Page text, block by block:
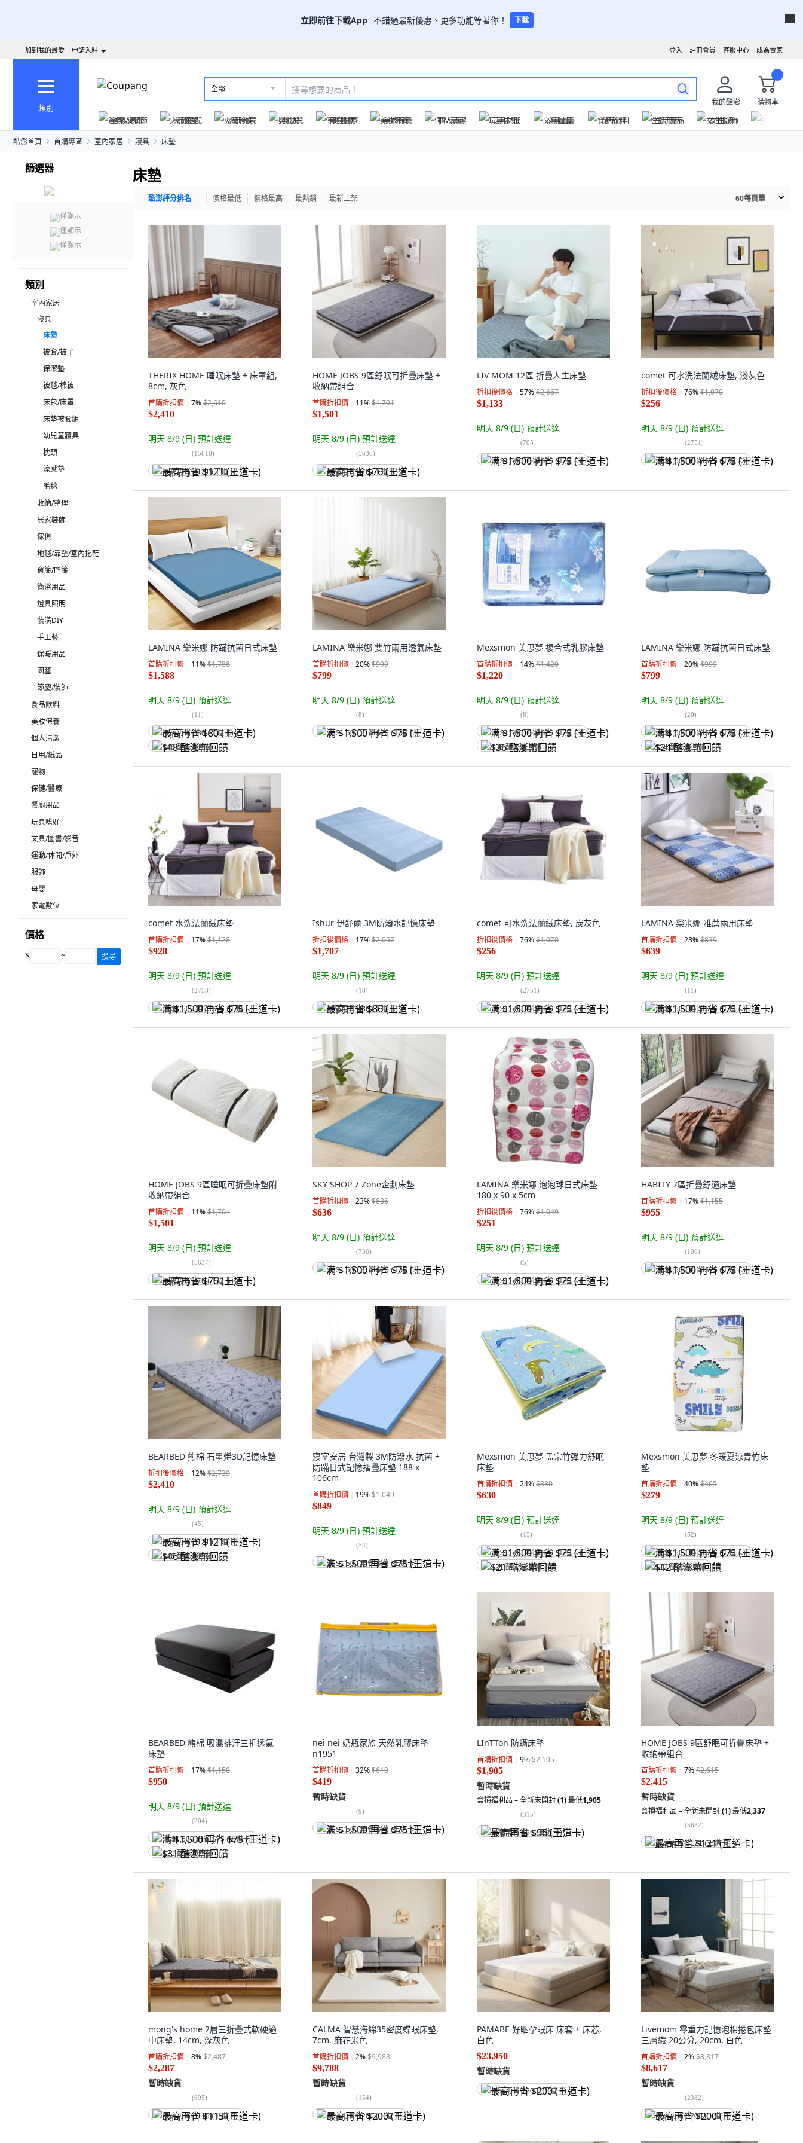
立即前往下載App 不錯過最新優惠、更多功能等著你！ 下載
成為賣家
客服中心
註冊會員
登入
加到我的最愛 申請入駐
類別
全部
我的酷澎
購物車
爸氣父親節
火箭速配 火箭跨境 嬰幼兒 保健醫療 美妝保養 個人清潔 玩具休閒 文具圖書 食品飲料 生活用品 女性服飾
酷澎首頁 首購專區 室內家居 寢具 床墊
篩選器
僅顯示
僅顯示
僅顯示
類別
室內家居
寢具
床墊
被套/被子
保潔墊
被毯/棉被
床包/床罩
床墊被套組
幼兒童寢具
枕頭
涼感墊
毛毯
收納/整理
居家裝飾
傢俱
地毯/靠墊/室內拖鞋
窗簾/門簾
衛浴用品
燈具照明
裝潢DIY
手工藝
保暖用品
園藝
節慶/裝飾
食品飲料
美妝保養
個人清潔
日用/紙品
寵物
保健/醫療
餐廚用品
玩具嗜好
文具/圖書/影音
運動/休閒/戶外
服飾
母嬰
家電數位
價格
$ ~ 搜尋
床墊
酷澎評分排名 價格最低 價格最高 最熱銷 最新上架 60每頁筆
THERIX HOME 睡眠床墊 + 床罩組,
8cm, 灰色
首購折扣價 7%$2,610
$2,410
明天 8/9 (日) 預計送達
(15610)
最高再省 $121 (王道卡)
HOME JOBS 9區舒眠可折疊床墊 +
收納帶組合
首購折扣價 11%$1,701
$1,501
明天 8/9 (日) 預計送達
(5636)
最高再省 $76 (王道卡)
LIV MOM 12區 折疊人生床墊
折扣後價格 57%$2,667
$1,133
明天 8/9 (日) 預計送達
(705)
满 $1,500 再省 $75 (王道卡)
comet 可水洗法蘭絨床墊, 淺灰色
折扣後價格 76%$1,070
$256
明天 8/9 (日) 預計送達
(2751)
满 $1,500 再省 $75 (王道卡)
LAMINA 樂米娜 防蹣抗菌日式床墊
首購折扣價 11%$1,788
$1,588
明天 8/9 (日) 預計送達
(11)
最高再省 $80 (王道卡)
$48 酷澎幣回饋
LAMINA 樂米娜 雙竹兩用透氣床墊
首購折扣價 20%$999
$799
明天 8/9 (日) 預計送達
(8)
满 $1,500 再省 $75 (王道卡)
Mexsmon 美思夢 複合式乳膠床墊
首購折扣價 14%$1,420
$1,220
明天 8/9 (日) 預計送達
(8)
满 $1,500 再省 $75 (王道卡)
$36 酷澎幣回饋
LAMINA 樂米娜 防蹣抗菌日式床墊
首購折扣價 20%$999
$799
明天 8/9 (日) 預計送達
(20)
满 $1,500 再省 $75 (王道卡)
$24 酷澎幣回饋
comet 水洗法蘭絨床墊
首購折扣價 17%$1,128
$928
明天 8/9 (日) 預計送達
(2753)
满 $1,500 再省 $75 (王道卡)
Ishur 伊舒爾 3M防潑水記憶床墊
折扣後價格 17%$2,057
$1,707
明天 8/9 (日) 預計送達
(18)
最高再省 $86 (王道卡)
comet 可水洗法蘭絨床墊, 炭灰色
折扣後價格 76%$1,070
$256
明天 8/9 (日) 預計送達
(2751)
满 $1,500 再省 $75 (王道卡)
LAMINA 樂米娜 雅蓆兩用床墊
首購折扣價 23%$839
$639
明天 8/9 (日) 預計送達
(11)
满 $1,500 再省 $75 (王道卡)
HOME JOBS 9區睡眠可折疊床墊附
收納帶組合
首購折扣價 11%$1,701
$1,501
明天 8/9 (日) 預計送達
(5637)
最高再省 $76 (王道卡)
SKY SHOP 7 Zone企劃床墊
首購折扣價 23%$836
$636
明天 8/9 (日) 預計送達
(736)
满 $1,500 再省 $75 (王道卡)
LAMINA 樂米娜 泡泡球日式床墊
180 x 90 x 5cm
折扣後價格 76%$1,049
$251
明天 8/9 (日) 預計送達
(5)
满 $1,500 再省 $75 (王道卡)
HABITY 7區折疊舒適床墊
首購折扣價 17%$1,155
$955
明天 8/9 (日) 預計送達
(106)
满 $1,500 再省 $75 (王道卡)
BEARBED 熊棉 石墨烯3D記憶床墊
折扣後價格 12%$2,739
$2,410
明天 8/9 (日) 預計送達
(45)
最高再省 $121 (王道卡)
$46 酷澎幣回饋
寢室安居 台灣製 3M防潑水 抗菌 +
防蹣日式記憶摺疊床墊 188 x
106cm
首購折扣價 19%$1,049
$849
明天 8/9 (日) 預計送達
(54)
满 $1,500 再省 $75 (王道卡)
Mexsmon 美思夢 孟宗竹彈力舒眠
床墊
首購折扣價 24%$830
$630
明天 8/9 (日) 預計送達
(15)
满 $1,500 再省 $75 (王道卡)
$21 酷澎幣回饋
Mexsmon 美思夢 冬暖夏涼青竹床
墊
首購折扣價 40%$465
$279
明天 8/9 (日) 預計送達
(52)
满 $1,500 再省 $75 (王道卡)
$12 酷澎幣回饋
BEARBED 熊棉 吸濕排汗三折透氣
床墊
首購折扣價 17%$1,150
$950
明天 8/9 (日) 預計送達
(204)
满 $1,500 再省 $75 (王道卡)
$31 酷澎幣回饋
nei nei 奶瓶家族 天然乳膠床墊
n1951
首購折扣價 32%$619
$419
暫時缺貨
(9)
满 $1,500 再省 $75 (王道卡)
LInTTon 防蟎床墊
首購折扣價 9%$2,105
$1,905
暫時缺貨
盒損福利品 – 全新未開封(1)最低1,905
(315)
最高再省 $96 (王道卡)
HOME JOBS 9區舒眠可折疊床墊 +
收納帶組合
首購折扣價 7%$2,615
$2,415
暫時缺貨
盒損福利品 – 全新未開封(1)最低2,337
(5632)
最高再省 $121 (王道卡)
mong's home 2層三折疊式軟硬適
中床墊, 14cm, 深灰色
首購折扣價 8%$2,487
$2,287
暫時缺貨
(695)
最高再省 $115 (王道卡)
CALMA 智慧海綿35密度蝶眠床墊,
7cm, 麻花米色
首購折扣價 2%$9,988
$9,788
暫時缺貨
(154)
最高再省 $200 (王道卡)
PAMABE 好睏孕眠床 床套 + 床芯,
白色
$23,950
暫時缺貨
最高再省 $200 (王道卡)
Livemom 零重力記憶泡棉捲包床墊
三層織 20公分, 20cm, 白色
首購折扣價 2%$8,817
$8,617
暫時缺貨
(2382)
最高再省 $200 (王道卡)